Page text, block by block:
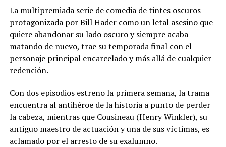
La multipremiada serie de comedia de tintes oscuros
protagonizada por Bill Hader como un letal asesino que
quiere abandonar su lado oscuro y siempre acaba
matando de nuevo, trae su temporada final con el
personaje principal encarcelado y más allá de cualquier
redención.
Con dos episodios estreno la primera semana, la trama
encuentra al antihéroe de la historia a punto de perder
la cabeza, mientras que Cousineau (Henry Winkler), su
antiguo maestro de actuación y una de sus víctimas, es
aclamado por el arresto de su exalumno.